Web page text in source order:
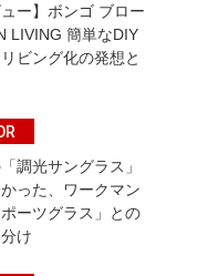
ュー】ボンゴ ブロー
LIVING 簡単なDIY
ビング化の発想と
調光サングラス」
った、ワークマン
ーツグラス」との
け